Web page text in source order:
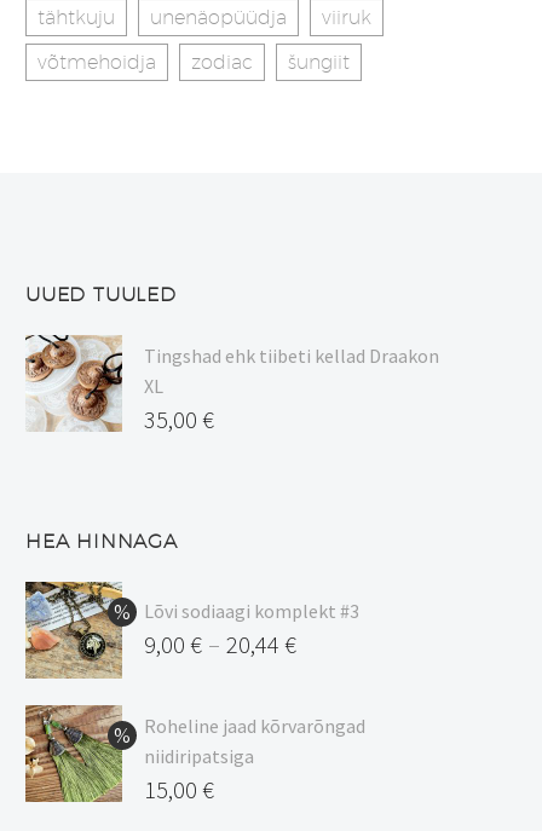
tähtkuju
unenäopüüdja
viiruk
võtmehoidja
zodiac šungiit
UUED TUULED
Tingshad ehk tiibeti kellad Draakon
XL
35,00 €
HEA HINNAGA
Lõvi sodiaagi komplekt #3
9,00 € – 20,44 €
9,00 €
kuni
20,44 €
Roheline jaad kõrvarõngad
niidiripatsiga
Algne
15,00 €